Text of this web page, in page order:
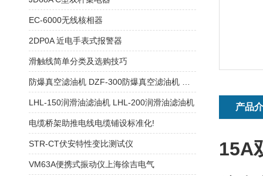
产品
15A
EC-6000无线核相器
2DP0A 近电手表式报警器
滑触线简单分类及选购技巧
LHL-150润滑油滤油机 LHL-200润滑油滤油机
电缆桥架助推电线电缆铺设标准化!
STR-CT伏安特性变比测试仪
VM63A便携式振动仪上海徐吉电气